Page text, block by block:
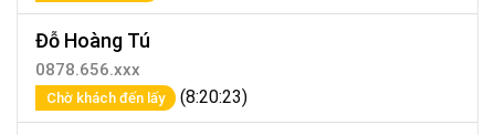
Đỗ Hoàng Tú
0878.656.xxx
Chờ khách đến lấy (8:20:23)